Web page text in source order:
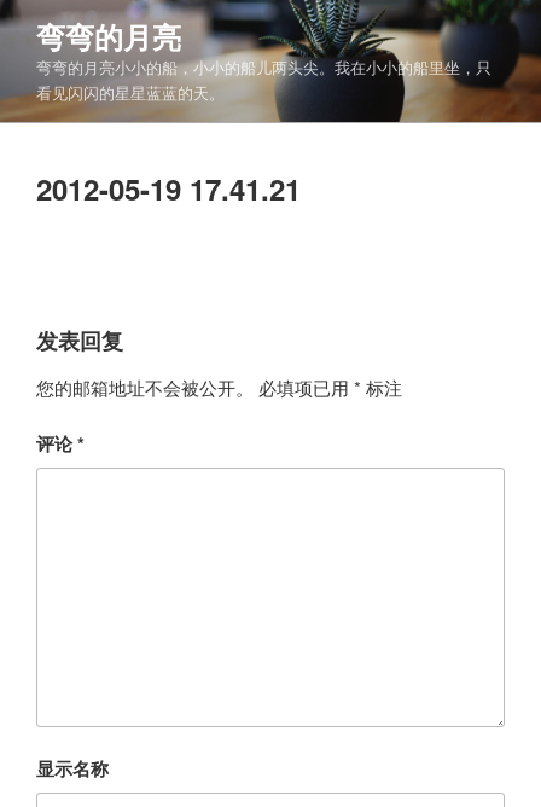
跳
容
弯弯的月亮
弯弯的月亮小小的船，小小的船儿两头尖。我在小小的船里坐，只
看见闪闪的星星蓝蓝的天。
2012-05-19 17.41.21
发表回复
您的邮箱地址不会被公开。 必填项已用 * 标注
评论*
显示名称